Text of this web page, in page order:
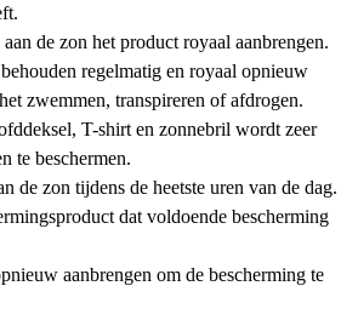
de zon het product royaal aanbrengen.
regelmatig en royaal opnieuw
zwemmen, transpireren of afdrogen.
T-shirt en zonnebril wordt zeer
te beschermen.
de zon tijdens de heetste uren van de dag.
dat voldoende bescherming
aanbrengen om de bescherming te